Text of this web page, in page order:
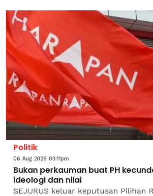
masing-masing...
Politik
06 Aug 2026 03:11pm
Bukan perkauman buat PH
ideologi dan nilai
SEJURUS keluar keputusan Pilihan